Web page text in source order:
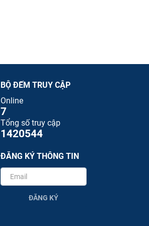
BỘ ĐẾM TRUY CẬP
Online
7
Tổng số truy cập
1420544
ĐĂNG KÝ THÔNG TIN
ĐĂNG KÝ